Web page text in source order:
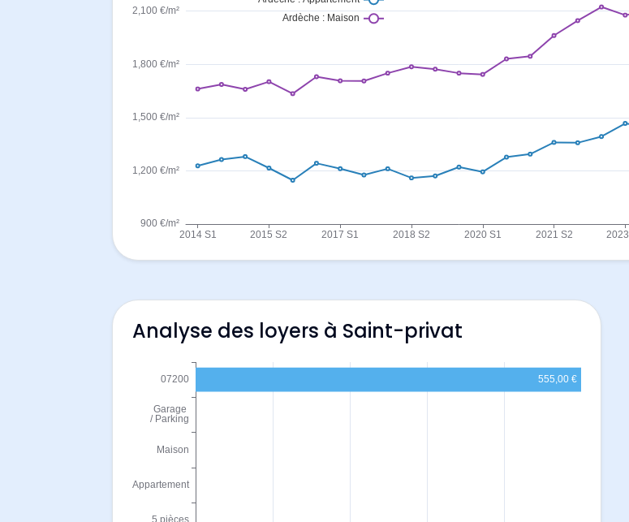
Analyse des loyers à Saint-privat